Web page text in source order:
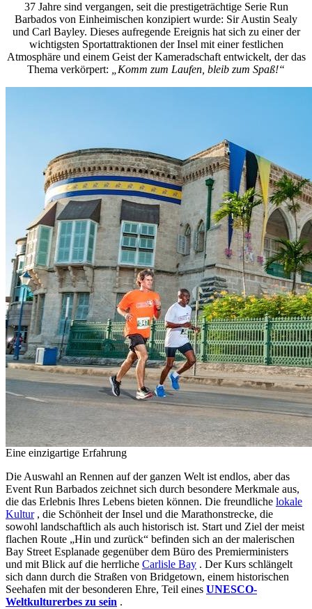
37 Jahre sind vergangen, seit die prestigeträchtige Serie Run
Barbados von Einheimischen konzipiert wurde: Sir Austin Sealy
und Carl Bayley. Dieses aufregende Ereignis hat sich zu einer der
wichtigsten Sportattraktionen der Insel mit einer festlichen
Atmosphäre und einem Geist der Kameradschaft entwickelt, der das
Thema verkörpert: „Komm zum Laufen, bleib zum Spaß!“
Eine einzigartige Erfahrung
Die Auswahl an Rennen auf der ganzen Welt ist endlos, aber das
Event Run Barbados zeichnet sich durch besondere Merkmale aus,
die das Erlebnis Ihres Lebens bieten können. Die freundliche lokale
Kultur, die Schönheit der Insel und die Marathonstrecke, die
sowohl landschaftlich als auch historisch ist. Start und Ziel der meist
flachen Route „Hin und zurück“ befinden sich an der malerischen
Bay Street Esplanade gegenüber dem Büro des Premierministers
und mit Blick auf die herrliche Carlisle Bay . Der Kurs schlängelt
sich dann durch die Straßen von Bridgetown, einem historischen
Seehafen mit der besonderen Ehre, Teil eines UNESCO-
Weltkulturerbes zu sein .